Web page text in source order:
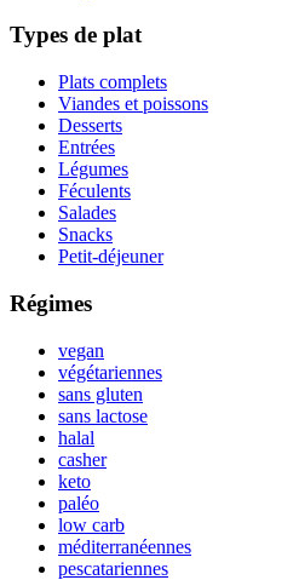
Types de plat
Plats complets
Viandes et poissons
Desserts
Entrées
Légumes
Féculents
Salades
Snacks
Petit-déjeuner
Régimes
vegan
végétariennes
sans gluten
sans lactose
halal
casher
keto
paléo
low carb
méditerranéennes
pescatariennes